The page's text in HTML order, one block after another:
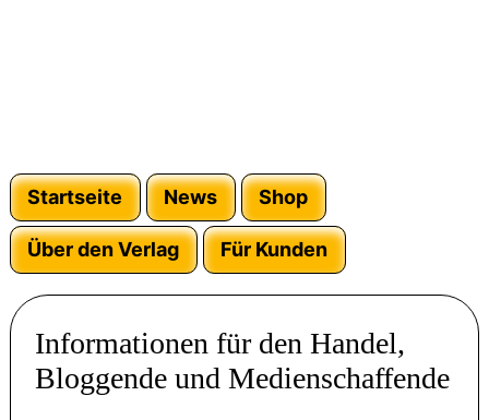
Startseite News Shop
Über den Verlag Für Kunden
Informationen für den Handel,
Bloggende und Medienschaffende